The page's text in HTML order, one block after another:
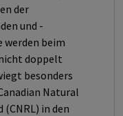
der
und -
werden beim
doppelt
besonders
Natural
(CNRL) in den